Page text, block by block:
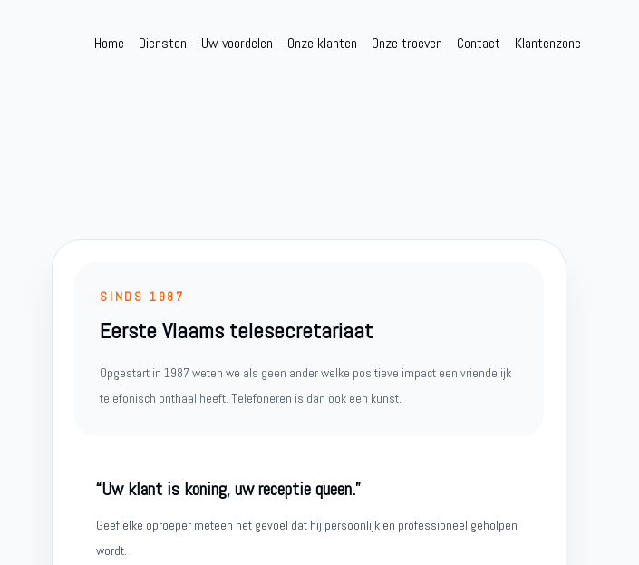
Home Diensten Uw voordelen Onze klanten Onze troeven Contact Klantenzone
SINDS 1987
Eerste Vlaams telesecretariaat
Opgestart in 1987 weten we als geen ander welke positieve impact een vriendelijk
telefonisch onthaal heeft. Telefoneren is dan ook een kunst.
“Uw klant is koning, uw receptie queen.”
Geef elke oproeper meteen het gevoel dat hij persoonlijk en professioneel geholpen
wordt.